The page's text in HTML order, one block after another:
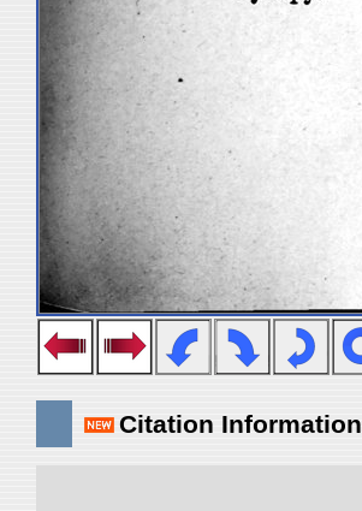
Citation Information